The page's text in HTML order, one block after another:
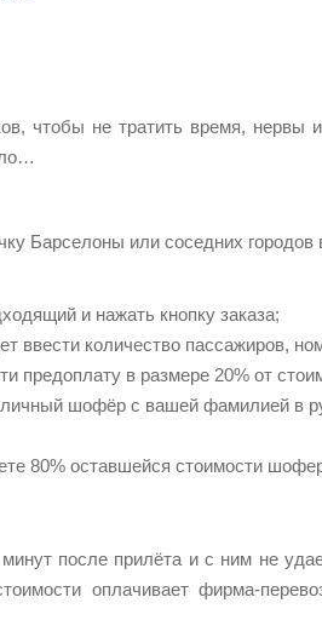
чтобы не тратить время,
Барселоны или соседних городов
и нажать кнопку заказа;
ввести количество пассажиров,
предоплату в размере 20% от
шофёр с вашей фамилией в
80% оставшейся стоимости
после прилёта и с ним не
оплачивает фирма-